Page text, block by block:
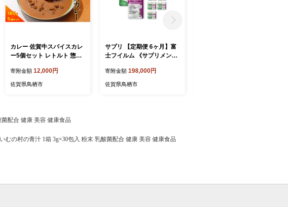
カレー 佐賀牛スパイスカレ
ー5個セット レトルト 惣菜
寄附金額 12,000円
佐賀県鳥栖市
サプリ 【定期便 6ヶ月】富
士フイルム 《サプリメン
日分 1個＋メタバリア葛の
花イソフラボンEX 30日分 1
寄附金額 198,000円
佐賀県鳥栖市
配合 健康 美容 健康食品
むの村の青汁 1箱 3g×30包入 粉末 乳酸菌配合 健康 美容 健康食品